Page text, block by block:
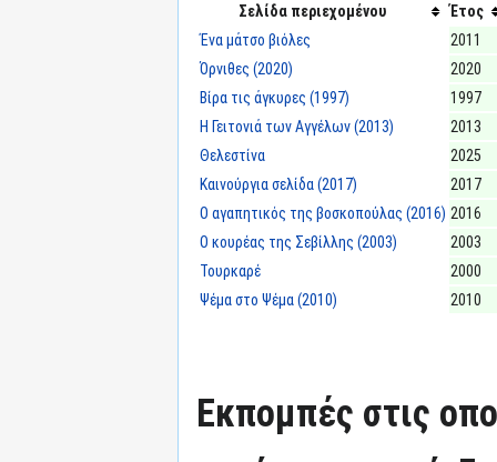
Σελίδα περιεχομένου
Έτος
Ένα μάτσο βιόλες
2011
Όρνιθες (2020)
2020
Βίρα τις άγκυρες (1997)
1997
Η Γειτονιά των Αγγέλων (2013)
2013
Θελεστίνα
2025
Καινούργια σελίδα (2017)
2017
Ο αγαπητικός της βοσκοπούλας (2016) 2016
Ο κουρέας της Σεβίλλης (2003)
2003
Τουρκαρέ
2000
Ψέμα στο Ψέμα (2010)
2010
Εκπομπές στις